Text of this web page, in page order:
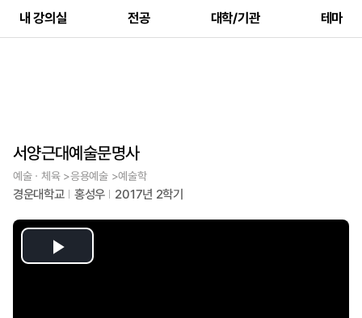
내 강의실 전공 대학/기관 테마
서양근대예술문명사
예술ㆍ체육 >응용예술 >예술학
경운대학교 홍성우 2017년 2학기
Play